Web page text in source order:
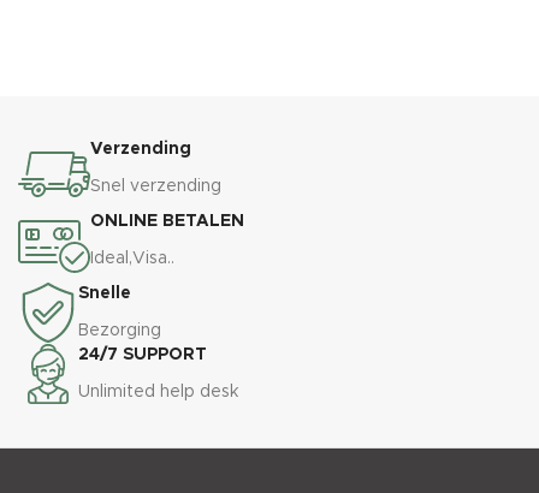
Verzending
Snel verzending
ONLINE BETALEN
Ideal,Visa..
Snelle
Bezorging
24/7 SUPPORT
Unlimited help desk